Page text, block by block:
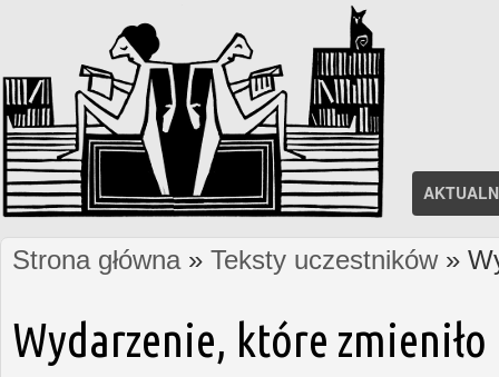
Jesteś tutaj
Strona główna» Teksty uczestników»
Wydarzenie, które